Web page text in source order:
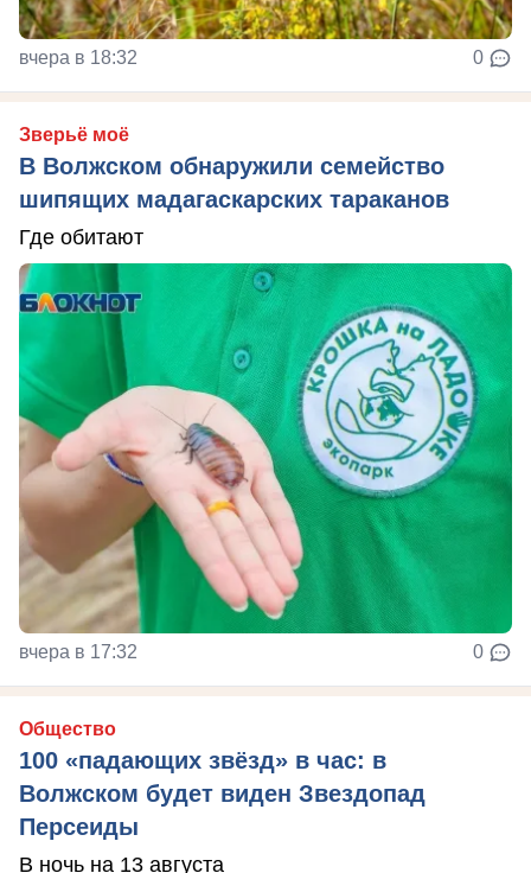
вчера в 18:32 0
Зверьё моё
В Волжском обнаружили семейство
шипящих мадагаскарских тараканов
Где обитают
вчера в 17:32 0
Общество
100 «падающих звёзд» в час: в
Волжском будет виден Звездопад
Персеиды
В ночь на 13 августа